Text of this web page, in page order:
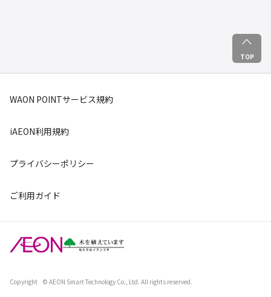
TOP
WAON POINTサービス規約
iAEON利用規約
プライバシーポリシー
ご利用ガイド
Copyright © AEON Smart Technology Co., Ltd. All rights reserved.